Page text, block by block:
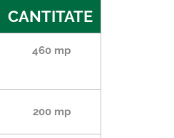
CANTITATE
460 mp
200 mp